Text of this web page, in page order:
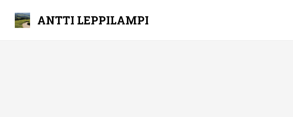
ANTTI LEPPILAMPI